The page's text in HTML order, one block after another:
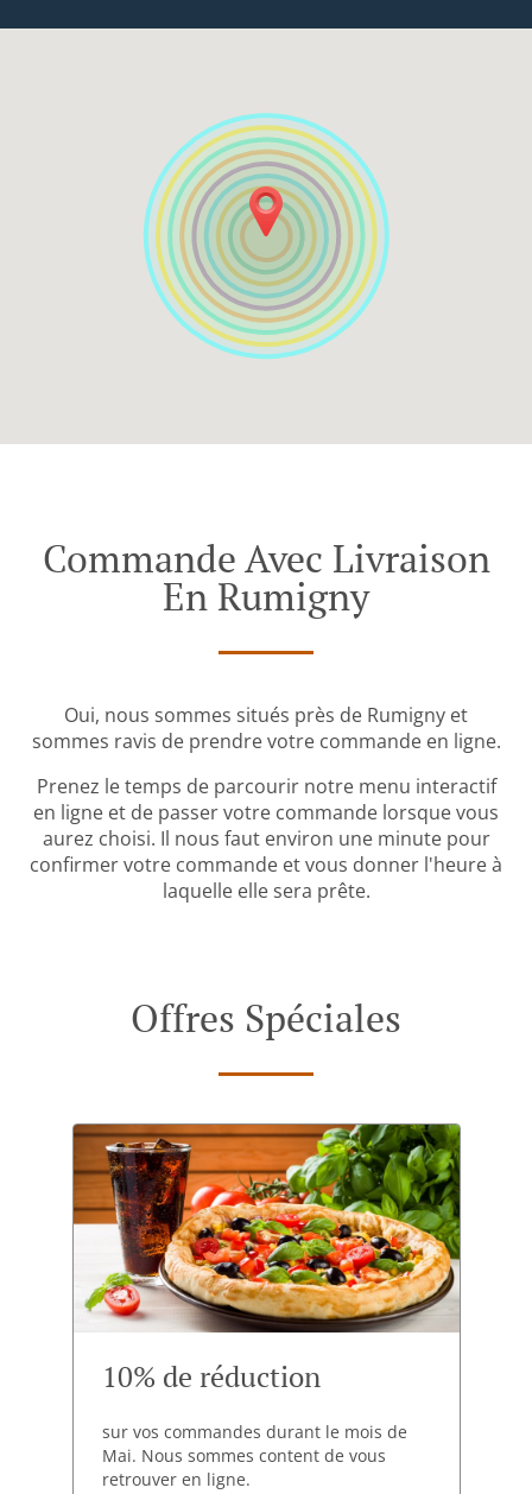
Commande Avec Livraison
En Rumigny
Oui, nous sommes situés près de Rumigny et
sommes ravis de prendre votre commande en ligne.
Prenez le temps de parcourir notre menu interactif
en ligne et de passer votre commande lorsque vous
aurez choisi. Il nous faut environ une minute pour
confirmer votre commande et vous donner l'heure à
laquelle elle sera prête.
Offres Spéciales
10% de réduction
sur vos commandes durant le mois de
Mai. Nous sommes content de vous
retrouver en ligne.